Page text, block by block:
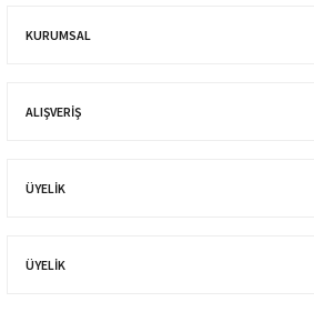
KURUMSAL
ALIŞVERIŞ
ÜYELİK
ÜYELİK